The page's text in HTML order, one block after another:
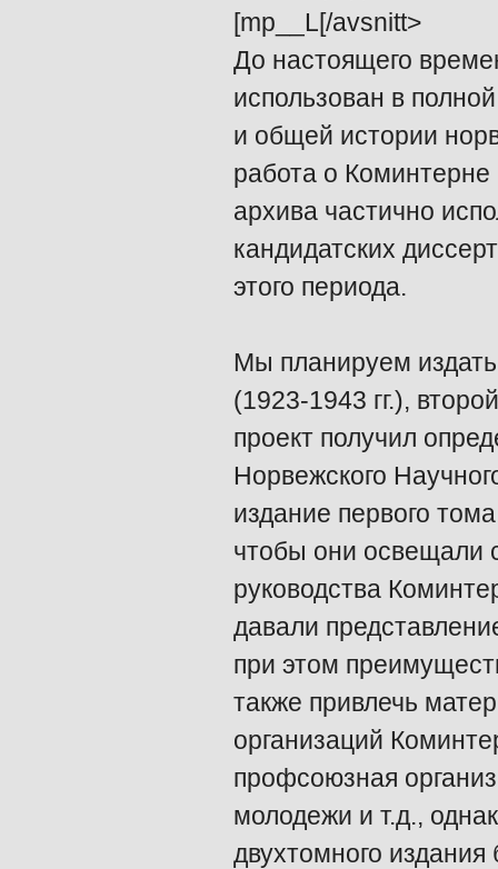
[mp__L[/avsnitt>
До настоящего
использован в
и общей истории
работа о
архива частично
кандидатских
этого периода.
Мы планируем
(1923-1943 гг.),
проект получил
Норвежского
издание первого
чтобы они освещали
руководства
давали
при этом
также привлечь
организаций
профсоюзная
молодежи и т.д.,
двухтомного